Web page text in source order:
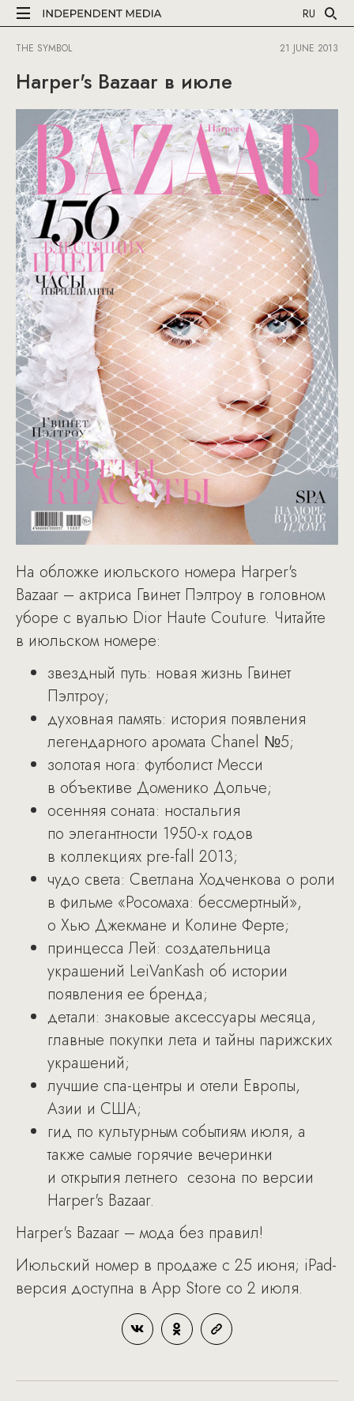
RU
THE SYMBOL 21 JUNE 2013
Harper's Bazaar в июле
На обложке июльского номера Harper's
Bazaar – актриса Гвинет Пэлтроу в головном
уборе с вуалью Dior Haute Couture. Читайте
в июльском номере:
звездный путь: новая жизнь Гвинет
Пэлтроу;
духовная память: история появления
легендарного аромата Chanel №5;
золотая нога: футболист Месси
в объективе Доменико Дольче;
осенняя соната: ностальгия
по элегантности 1950-х годов
в коллекциях pre-fall 2013;
чудо света: Светлана Ходченкова о роли
в фильме «Росомаха: бессмертный»,
о Хью Джекмане и Колине Ферте;
принцесса Лей: создательница
украшений LeiVanKash об истории
появления ее бренда;
детали: знаковые аксессуары месяца,
главные покупки лета и тайны парижских
украшений;
лучшие спа-центры и отели Европы,
Азии и США;
гид по культурным событиям июля, а
также самые горячие вечеринки
и открытия летнего сезона по версии
Harper's Bazaar.
Harper's Bazaar – мода без правил!
Июльский номер в продаже с 25 июня; iPad-
версия доступна в App Store со 2 июля.